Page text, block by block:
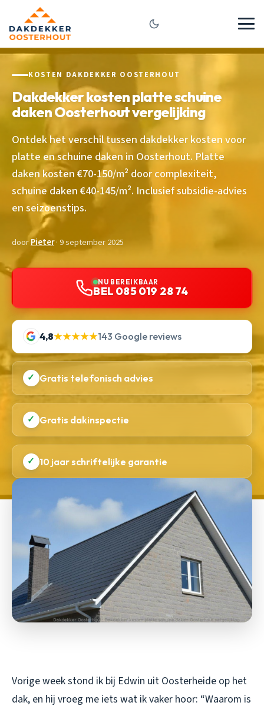
KOSTEN DAKDEKKER OOSTERHOUT
Dakdekker kosten platte schuine
daken Oosterhout vergelijking
Ontdek het verschil tussen dakdekker kosten voor
platte en schuine daken in Oosterhout. Platte
daken kosten €70-150/m² door complexiteit,
schuine daken €40-145/m². Inclusief subsidie-advies
en seizoenstips.
doorPieter· 9 september 2025
NU BEREIKBAAR
BEL 085 019 28 74
4,8★★★★★143 Google reviews
✓ Gratis telefonisch advies
✓ Gratis dakinspectie
✓ 10 jaar schriftelijke garantie
Vorige week stond ik bij Edwin uit Oosterheide op het
dak, en hij vroeg me iets wat ik vaker hoor: “Waarom is